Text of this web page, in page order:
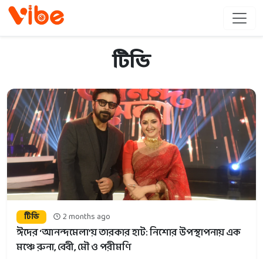
টিভি
টিভি 2 months ago
ঈদের ‘আনন্দমেলা’য় তারকার হাট: নিশোর উপস্থাপনায় এক
মঞ্চে রুনা, বেবী, মৌ ও পরীমণি